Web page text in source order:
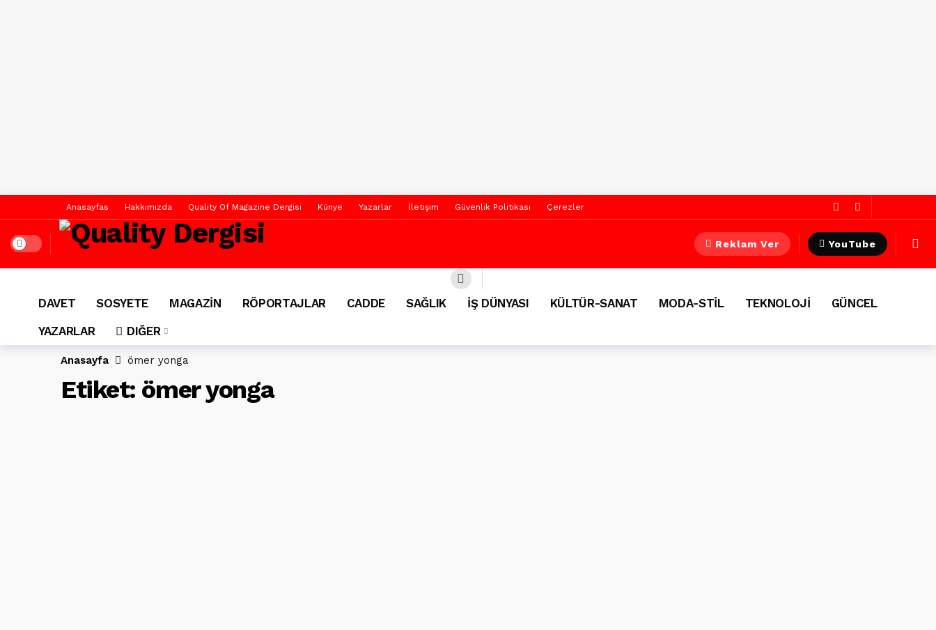
Anasayfas Hakkımızda Quality Of Magazine Dergisi Künye Yazarlar İletişim Güvenlik Politikası Çerezler
Dark mode Reklam Ver YouTube
DAVET SOSYETE MAGAZİN RÖPORTAJLAR CADDE SAĞLIK İŞ DÜNYASI KÜLTÜR-SANAT MODA-STİL TEKNOLOJİ
GÜNCEL
YAZARLAR
DIĞER
Anasayfa ömer yonga
Etiket: ömer yonga